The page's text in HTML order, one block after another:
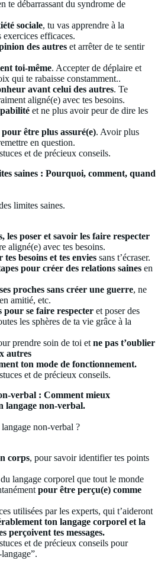
te débarrassant du syndrome de
sociale, tu vas apprendre à la
exercices efficaces.
des autres et arrêter de te sentir
toi-même. Accepter de déplaire et
qui te rabaisse constamment..
avant celui des autres. Te
aligné(e) avec tes besoins.
et ne plus avoir peur de dire les
être plus assuré(e). Avoir plus
en question.
et de précieux conseils.
saines : Pourquoi, comment, quand
limites saines.
les poser et savoir les faire respecter
aligné(e) avec tes besoins.
besoins et tes envies sans t’écraser.
pour créer des relations saines en
proches sans créer une guerre, ne
amitié, etc.
pour se faire respecter et poser des
les sphères de ta vie grâce à la
prendre soin de toi et ne pas t’oublier
autres
ton mode de fonctionnement.
et de précieux conseils.
verbal : Comment mieux
langage non-verbal.
non-verbal ?
corps, pour savoir identifier tes points
langage corporel que tout le monde
pour être perçu(e) comme
utilisées par les experts, qui t’aideront
ton langage corporel et la
perçoivent tes messages.
et de précieux conseils pour